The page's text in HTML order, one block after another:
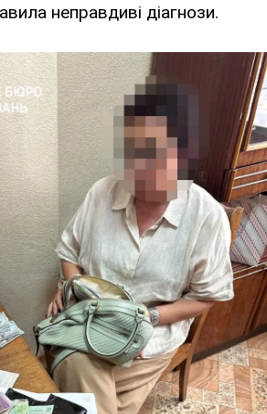
неправдиві діагнози.